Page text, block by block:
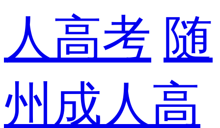
人高考 随
州成人高